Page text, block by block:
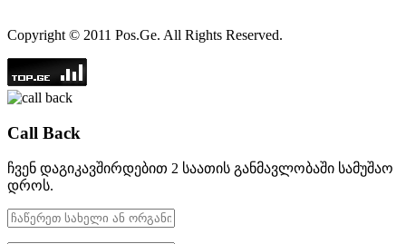
Copyright © 2011 Pos.Ge. All Rights Reserved.
Call Back
ჩვენ დაგიკავშირდებით 2 საათის განმავლობაში სამუშაო
დროს.